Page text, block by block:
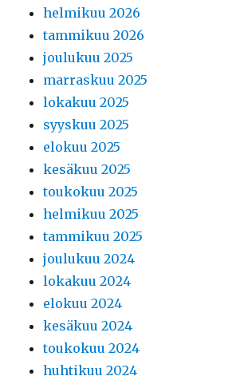
helmikuu 2026
tammikuu 2026
joulukuu 2025
marraskuu 2025
lokakuu 2025
syyskuu 2025
elokuu 2025
kesäkuu 2025
toukokuu 2025
helmikuu 2025
tammikuu 2025
joulukuu 2024
lokakuu 2024
elokuu 2024
kesäkuu 2024
toukokuu 2024
huhtikuu 2024